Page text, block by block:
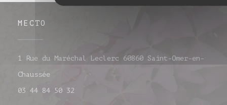
МЕСТО
1 Rue du Maréchal Leclerc 60860 Saint-Omer-en-
Chaussée((открывается в новом окне))
03 44 84 50 32